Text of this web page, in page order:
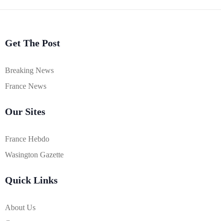
Get The Post
Breaking News
France News
Our Sites
France Hebdo
Wasington Gazette
Quick Links
About Us